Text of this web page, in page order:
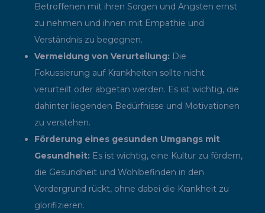
Betroffenen mit ihren Sorgen und Ängsten ernst
zu nehmen und ihnen mit Empathie und
Verständnis zu begegnen.
Vermeidung von Verurteilung: Die
Fokussierung auf Krankheiten sollte nicht
verurteilt oder abgetan werden. Es ist wichtig, die
dahinter liegenden Bedürfnisse und Motivationen
zu verstehen.
Förderung eines gesunden Umgangs mit
Gesundheit: Es ist wichtig, eine Kultur zu fördern,
die Gesundheit und Wohlbefinden in den
Vordergrund rückt, ohne dabei die Krankheit zu
glorifizieren.